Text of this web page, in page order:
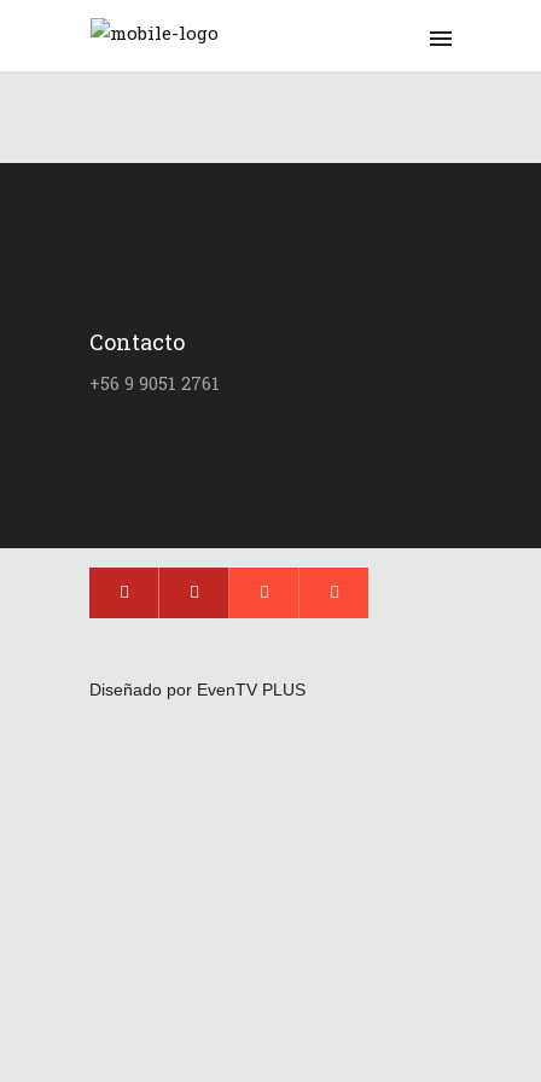
Contacto
+56 9 9051 2761
Diseñado por EvenTV PLUS